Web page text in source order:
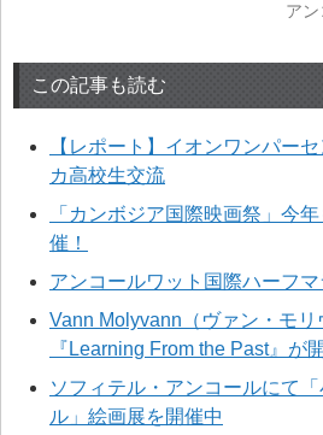
ア
この記事も読む
【レポート】イオンワンパー
カ高校生交流
「カンボジア国際映画祭」今
催！
アンコールワット国際ハーフ
Vann Molyvann（ヴァン・モリ
『Learning From the Past』が
ソフィテル・アンコールにて
ル」絵画展を開催中